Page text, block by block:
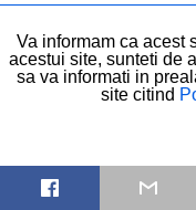
eu zic că
campioni
avem pe
Federației
executiv al
Va informam ca acest
acestui site, sunteti de
sa va informati in
site citind